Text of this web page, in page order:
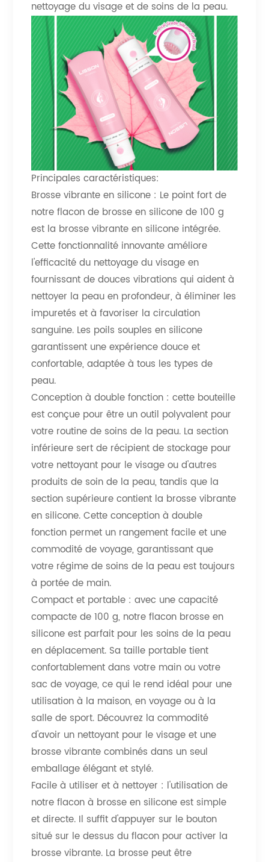
nettoyage du visage et de soins de la peau.
Principales caractéristiques:
Brosse vibrante en silicone : Le point fort de
notre flacon de brosse en silicone de 100 g
est la brosse vibrante en silicone intégrée.
Cette fonctionnalité innovante améliore
l'efficacité du nettoyage du visage en
fournissant de douces vibrations qui aident à
nettoyer la peau en profondeur, à éliminer les
impuretés et à favoriser la circulation
sanguine. Les poils souples en silicone
garantissent une expérience douce et
confortable, adaptée à tous les types de
peau.
Conception à double fonction : cette bouteille
est conçue pour être un outil polyvalent pour
votre routine de soins de la peau. La section
inférieure sert de récipient de stockage pour
votre nettoyant pour le visage ou d'autres
produits de soin de la peau, tandis que la
section supérieure contient la brosse vibrante
en silicone. Cette conception à double
fonction permet un rangement facile et une
commodité de voyage, garantissant que
votre régime de soins de la peau est toujours
à portée de main.
Compact et portable : avec une capacité
compacte de 100 g, notre flacon brosse en
silicone est parfait pour les soins de la peau
en déplacement. Sa taille portable tient
confortablement dans votre main ou votre
sac de voyage, ce qui le rend idéal pour une
utilisation à la maison, en voyage ou à la
salle de sport. Découvrez la commodité
d'avoir un nettoyant pour le visage et une
brosse vibrante combinés dans un seul
emballage élégant et stylé.
Facile à utiliser et à nettoyer : l'utilisation de
notre flacon à brosse en silicone est simple
et directe. Il suffit d'appuyer sur le bouton
situé sur le dessus du flacon pour activer la
brosse vibrante. La brosse peut être